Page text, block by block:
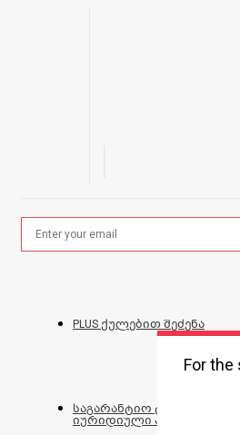
PLUS ქულებით შეძენა
საგარანტიო ტალონი
იურიდიული პირებისთვის
For the